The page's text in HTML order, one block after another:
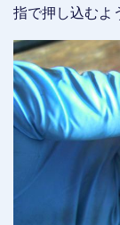
指で押し込むよ